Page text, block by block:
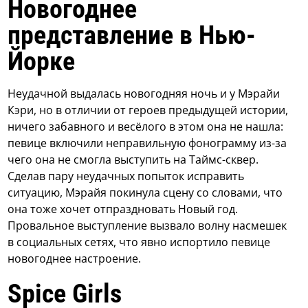
Новогоднее
представление в Нью-
Йорке
Неудачной выдалась новогодняя ночь и у Мэрайи
Кэри, но в отличии от героев предыдущей истории,
ничего забавного и весёлого в этом она не нашла:
певице включили неправильную фонограмму из-за
чего она не смогла выступить на Таймс-сквер.
Сделав пару неудачных попыток исправить
ситуацию, Мэрайя покинула сцену со словами, что
она тоже хочет отпраздновать Новый год.
Провальное выступление вызвало волну насмешек
в социальных сетях, что явно испортило певице
новогоднее настроение.
Spice Girls